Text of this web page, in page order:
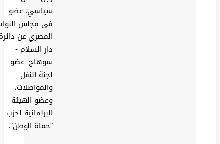
سياسي، عضو
في مجلس النواب
المصري عن دائرة
دار السلام -
سوهاج, عضو
لجنة النقل
والمواصلات،
وعضو الهيئة
البرلمانية لحزب
"حماة الوطن".